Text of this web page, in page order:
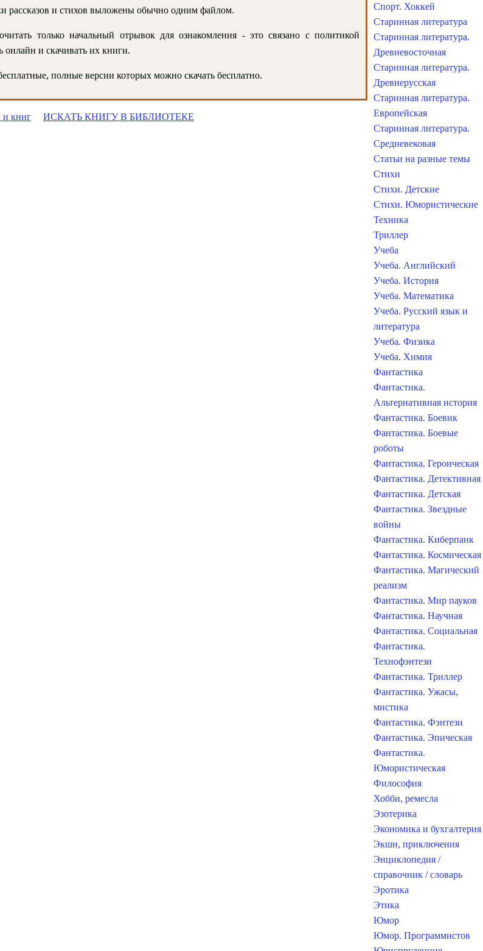
рассказов и стихов выложены обычно одним файлом.
только начальный отрывок для ознакомления - это связано с политикой
онлайн и скачивать их книги.
полные версии которых можно скачать бесплатно.
и книг ИСКАТЬ КНИГУ В БИБЛИОТЕКЕ
Спорт. Хоккей
Старинная литература
Старинная литература.
Древневосточная
Старинная литература.
Древнерусская
Старинная литература.
Европейская
Старинная литература.
Средневековая
Статьи на разные темы
Стихи
Стихи. Детские
Стихи. Юмористические
Техника
Триллер
Учеба
Учеба. Английский
Учеба. История
Учеба. Математика
Учеба. Русский язык и
литература
Учеба. Физика
Учеба. Химия
Фантастика
Фантастика.
Альтернативная история
Фантастика. Боевик
Фантастика. Боевые
роботы
Фантастика. Героическая
Фантастика. Детективная
Фантастика. Детская
Фантастика. Звездные
войны
Фантастика. Киберпанк
Фантастика. Космическая
Фантастика. Магический
реализм
Фантастика. Мир пауков
Фантастика. Научная
Фантастика. Социальная
Фантастика.
Технофэнтези
Фантастика. Триллер
Фантастика. Ужасы,
мистика
Фантастика. Фэнтези
Фантастика. Эпическая
Фантастика.
Юмористическая
Философия
Хобби, ремесла
Эзотерика
Экономика и бухгалтерия
Экшн, приключения
Энциклопедия /
справочник / словарь
Эротика
Этика
Юмор
Юмор. Программистов